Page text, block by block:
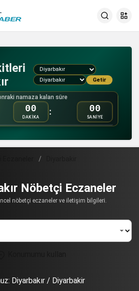
Getir
namaza kalan süre
00
DAKİKA
: 00
SANİYE
Nöbetçi Eczaneler
nöbetçi eczaneler ve iletişim bilgileri.
Diyarbakır / Diyarbakir